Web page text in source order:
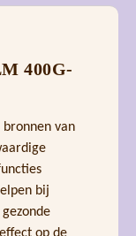
400G-
van
bij